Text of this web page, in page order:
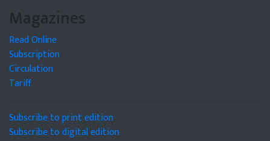
Magazines
Read Online
Subscription
Circulation
Tariff
Subscribe to print edition
Subscribe to digital edition